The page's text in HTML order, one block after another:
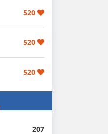
520
520
520
207